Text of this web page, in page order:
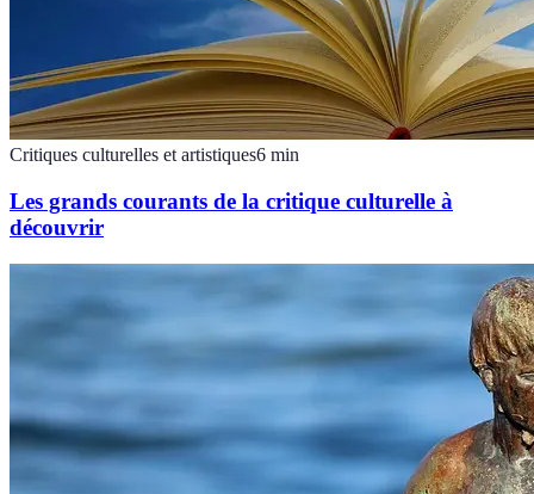
Critiques culturelles et artistiques6 min
Les grands courants de la critique culturelle à
découvrir